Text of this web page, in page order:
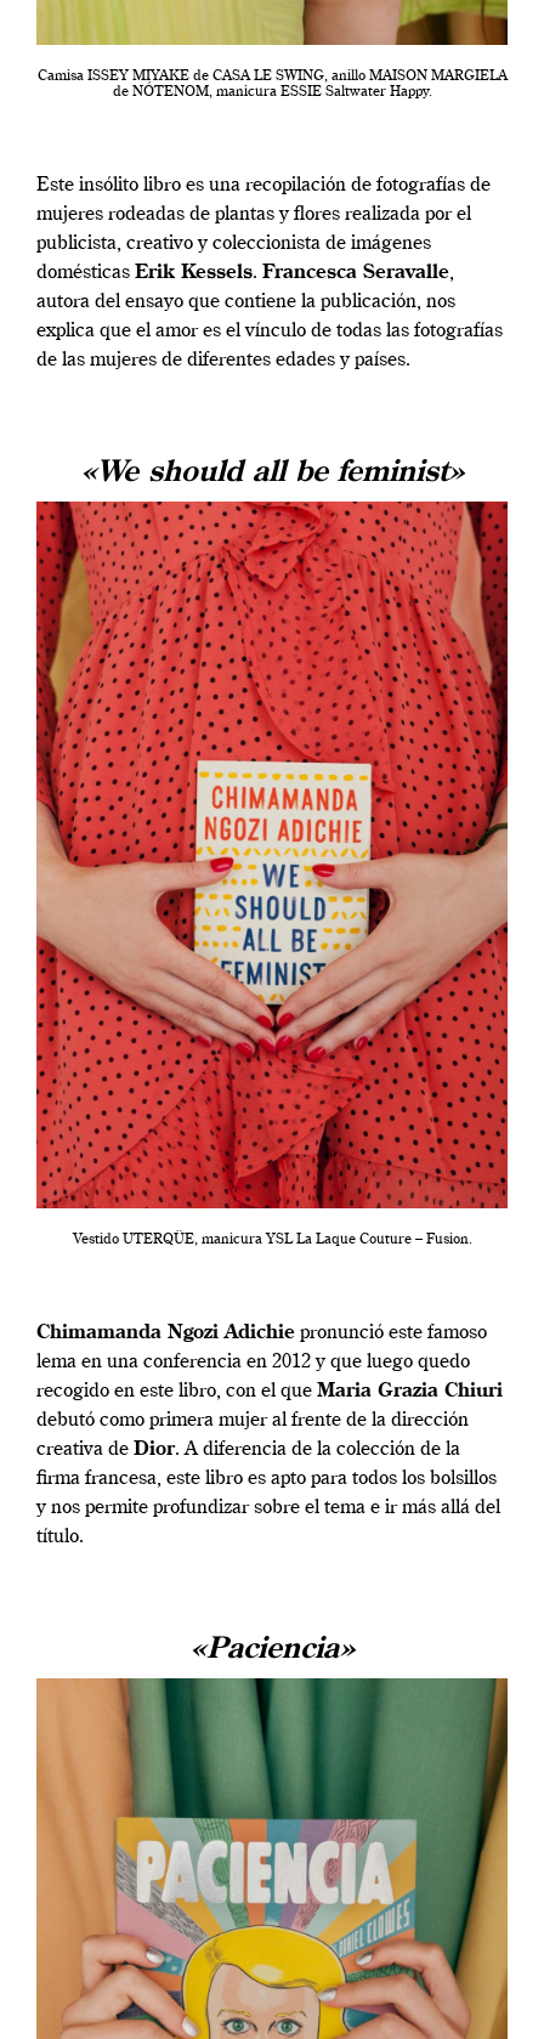
Camisa ISSEY MIYAKE de CASA LE SWING, anillo MAISON MARGIELA
de NÓTENOM, manicura ESSIE Saltwater Happy.
Este insólito libro es una recopilación de fotografías de
mujeres rodeadas de plantas y flores realizada por el
publicista, creativo y coleccionista de imágenes
domésticas Erik Kessels. Francesca Seravalle,
autora del ensayo que contiene la publicación, nos
explica que el amor es el vínculo de todas las fotografías
de las mujeres de diferentes edades y países.
«We should all be feminist»
Vestido UTERQÜE, manicura YSL La Laque Couture – Fusion.
Chimamanda Ngozi Adichie pronunció este famoso
lema en una conferencia en 2012 y que luego quedo
recogido en este libro, con el que Maria Grazia Chiuri
debutó como primera mujer al frente de la dirección
creativa de Dior. A diferencia de la colección de la
firma francesa, este libro es apto para todos los bolsillos
y nos permite profundizar sobre el tema e ir más allá del
título.
«Paciencia»